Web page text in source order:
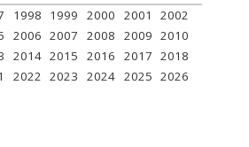
1998 1999 2000 2001
2002
2006 2007 2008 2009 2010
2014 2015 2016 2017 2018
2022 2023 2024 2025 2026